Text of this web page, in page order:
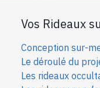
Vos Rideaux
Conception sur-
Le déroulé du
Les rideaux